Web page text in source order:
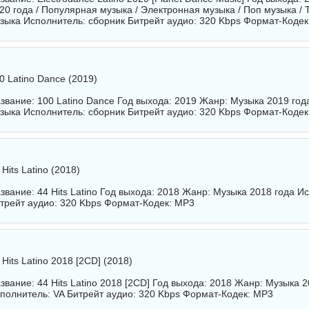
года / Популярная музыка / Электронная музыка / Поп музыка /
Исполнитель: сборник Битрейт аудио: 320 Kbps Формат-
Latino Dance (2019)
100 Latino Dance Год выхода: 2019 Жанр: Музыка 2019
Исполнитель: сборник Битрейт аудио: 320 Kbps Формат-
Hits Latino (2018)
44 Hits Latino Год выхода: 2018 Жанр: Музыка 2018 года
аудио: 320 Kbps Формат-Кодек: MP3
Hits Latino 2018 [2CD] (2018)
44 Hits Latino 2018 [2CD] Год выхода: 2018 Жанр: Музыка
VAБитрейт аудио: 320 Kbps Формат-Кодек: MP3